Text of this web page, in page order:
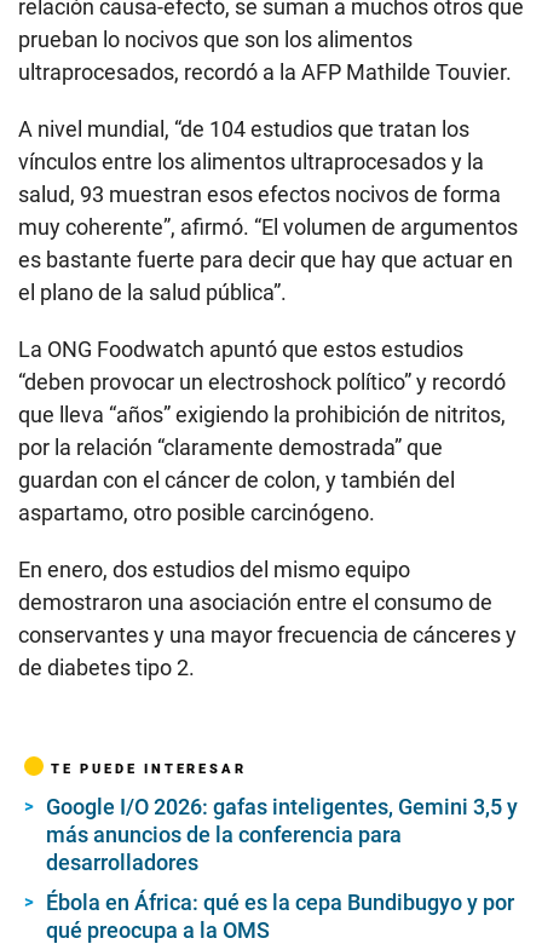
relación causa-efecto, se suman a muchos otros que
prueban lo nocivos que son los alimentos
ultraprocesados, recordó a la AFP Mathilde Touvier.
A nivel mundial, “de 104 estudios que tratan los
vínculos entre los alimentos ultraprocesados y la
salud, 93 muestran esos efectos nocivos de forma
muy coherente”, afirmó. “El volumen de argumentos
es bastante fuerte para decir que hay que actuar en
el plano de la salud pública”.
La ONG Foodwatch apuntó que estos estudios
“deben provocar un electroshock político” y recordó
que lleva “años” exigiendo la prohibición de nitritos,
por la relación “claramente demostrada” que
guardan con el cáncer de colon, y también del
aspartamo, otro posible carcinógeno.
En enero, dos estudios del mismo equipo
demostraron una asociación entre el consumo de
conservantes y una mayor frecuencia de cánceres y
de diabetes tipo 2.
TE PUEDE INTERESAR
Google I/O 2026: gafas inteligentes, Gemini 3,5 y
más anuncios de la conferencia para
desarrolladores
Ébola en África: qué es la cepa Bundibugyo y por
qué preocupa a la OMS